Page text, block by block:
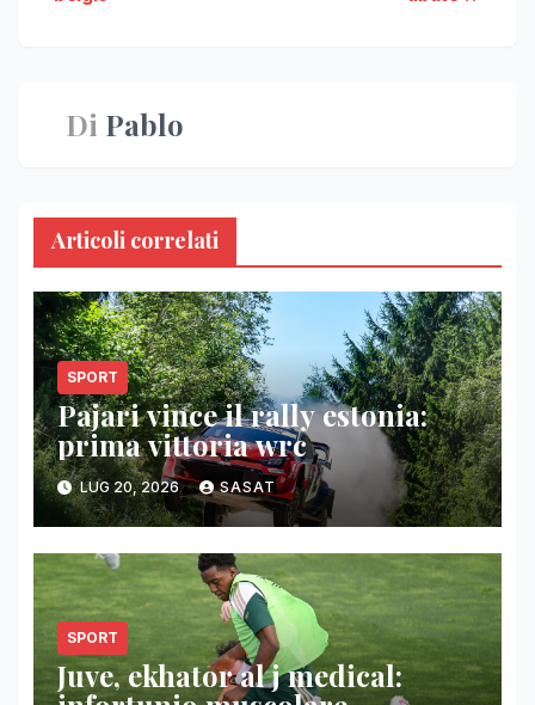
Di Pablo
Articoli correlati
SPORT
Pajari vince il rally estonia:
prima vittoria wrc
LUG 20, 2026 SASAT
SPORT
Juve, ekhator al j medical: